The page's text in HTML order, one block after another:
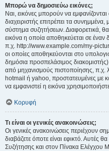
Μπορώ να δημοσιεύω εικόνες;
Ναι, εικόνες μπορούν να
διαχειριστής επιτρέπει τα
σύστημα συζητήσεων. Διαφορετικά,
εικόνα η οποία αποθηκεύεται σε
π.χ. http://www.example.com/my-
οι οποίες αποθηκεύονται στο
δημόσια προσπελάσιμος
από μηχανισμούς πιστοποίησης, π.χ.
hotmail ή yahoo, προστατευμένες με
να εμφανιστεί η εικόνα
Κορυφή
Τι είναι οι γενικές ανακοινώσεις;
Οι γενικές ανακοινώσεις περιέχουν
διαβάζετε όποτε είναι εφικτό. Αυτές
Συζήτησης και στον Πίνακα Ελέγχου